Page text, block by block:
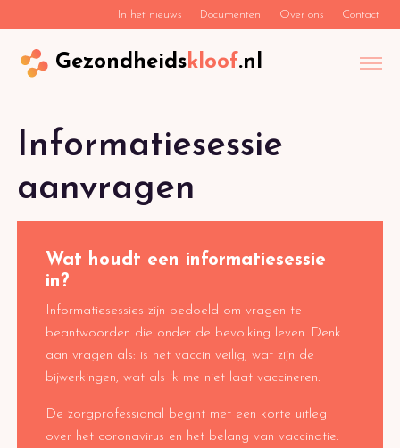
In het nieuws Documenten Over ons Contact
Gezondheidskloof.nl
Informatiesessie
aanvragen
Wat houdt een informatiesessie
in?
Informatiesessies zijn bedoeld om vragen te
beantwoorden die onder de bevolking leven. Denk
aan vragen als: is het vaccin veilig, wat zijn de
bijwerkingen, wat als ik me niet laat vaccineren.
De zorgprofessional begint met een korte uitleg
over het coronavirus en het belang van vaccinatie.